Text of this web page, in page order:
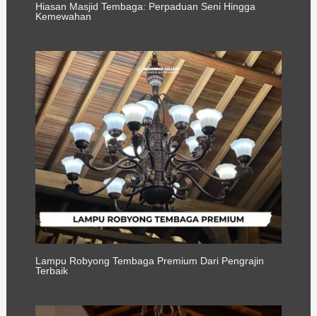
Hiasan Masjid Tembaga: Perpaduan Seni Hingga
Kemewahan
Lampu Robyong Tembaga Premium Dari Pengrajin
Terbaik